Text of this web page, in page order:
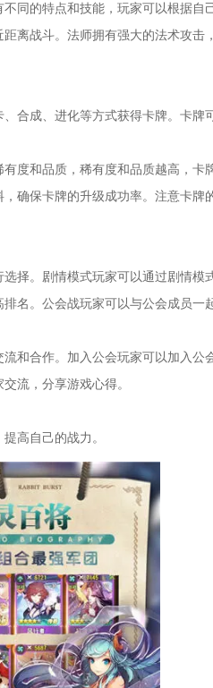
同的特点和技能，玩家可以根据自
离战斗。法师拥有强大的法术攻击
合成、进化等方式获得卡牌。卡牌
度和品质，稀有度和品质越高，卡
确保卡牌的升级成功率。注意卡牌
择。剧情模式玩家可以通过剧情模
名。公会战玩家可以与公会成员一
和合作。加入公会玩家可以加入公
流，分享游戏心得。
高自己的战力。